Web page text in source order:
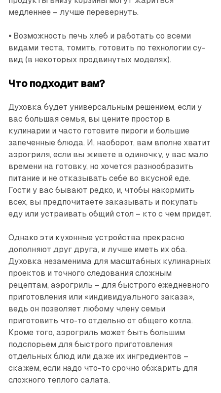
медленнее – лучше перевернуть.
•Возможность печь хлеб и работать со всеми
видами теста, томить, готовить по технологии су-
вид (в некоторых продвинутых моделях).
Что подходит вам?
Духовка будет универсальным решением, если у
вас большая семья, вы цените простор в
кулинарии и часто готовите пироги и большие
запеченные блюда. И, наоборот, вам вполне хватит
аэрогриля, если вы живете в одиночку, у вас мало
времени на готовку, но хочется разнообразить
питание и не отказывать себе во вкусной еде.
Гости у вас бывают редко, и, чтобы накормить
всех, вы предпочитаете заказывать и покупать
еду или устраивать общий стол – кто с чем придет.
Однако эти кухонные устройства прекрасно
дополняют друг друга, и лучше иметь их оба.
Духовка незаменима для масштабных кулинарных
проектов и точного следования сложным
рецептам, аэрогриль – для быстрого ежедневного
приготовления или «индивидуального заказа»,
ведь он позволяет любому члену семьи
приготовить что-то отдельно от общего котла.
Кроме того, аэрогриль может быть большим
подспорьем для быстрого приготовления
отдельных блюд или даже их ингредиентов –
скажем, если надо что-то срочно обжарить для
сложного теплого салата.